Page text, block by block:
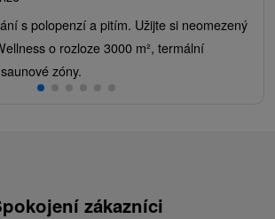
s polopenzí a pitím. Užijte si neomezený
o rozloze 3000 m², termální
zóny.
zákazníci